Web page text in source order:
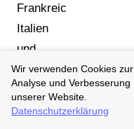
Frankreich,
Italien
und
Belgien
wenden
bereits
Wir verwenden Cookies zur
Analyse und Verbesserung
unserer Website.
Datenschutzerklärung